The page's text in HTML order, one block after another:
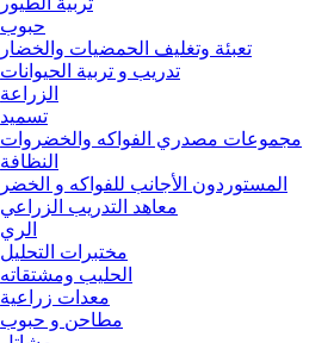
حبوب
تعبئة وتغليف الحمضيات والخضار
تدريب و تربية الحيوانات
الزراعة
تسميد
مجموعات مصدري الفواكه والخضروات
النظافة
المستوردون الأجانب للفواكه و الخضر
معاهد التدريب الزراعي
الري
مختبرات التحليل
الحليب ومشتقاته
معدات زراعية
مطاحن و حبوب